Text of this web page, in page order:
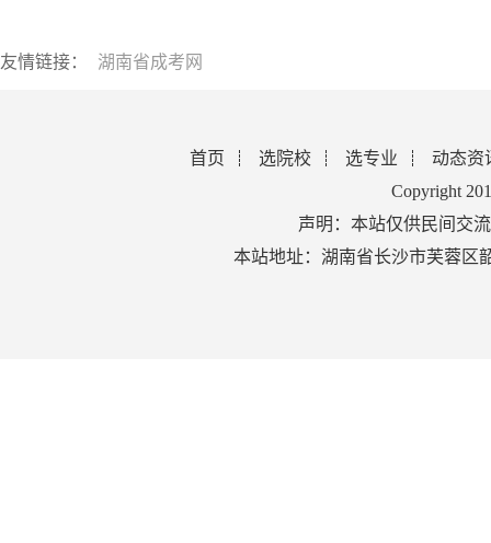
友情链接： 湖南省成考网
首页 选院校 选专业
动态资
Copyright
声明：本站仅供民间交
本站地址：湖南省长沙市芙蓉区